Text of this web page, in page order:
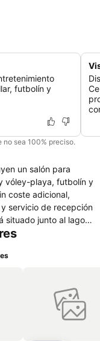
futbolín y
no sea 100% preciso.
un salón para
vóley-playa, futbolín y
coste adicional,
servicio de recepción
situado junto al lago
panorámicas del
Estancia del Carmen
Catedral a seis
con televisor de
calefacción y